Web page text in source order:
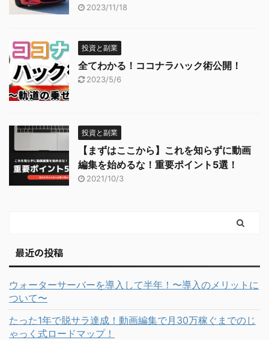
2023/11/18
投資と副業
全てわかる！ココナラハック術公開！
2023/5/6
投資と副業
【まずはここから】これを知らずに動画
編集を始めるな！重要ポイント5選！
2021/10/3
最近の投稿
ウォーターサーバーを導入して半年！〜導入のメリットに
ついて〜
たった1年で脱サラ達成！動画編集で月30万稼ぐまでのじ
ゃっく式ロードマップ！